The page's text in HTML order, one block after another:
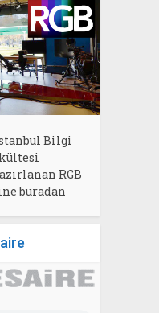
Bilgi
RGB
buradan